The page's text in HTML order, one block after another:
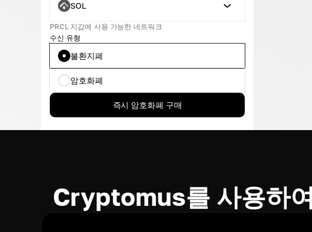
SOL
PRCL 지갑에 사용 가능한 네트워크
수신 유형
불환지폐
암호화폐
즉시 암호화폐 구매
Cryptomus를 사용하